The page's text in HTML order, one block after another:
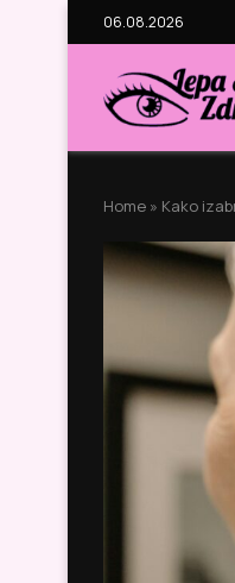
06.08.2026
Home » Kako